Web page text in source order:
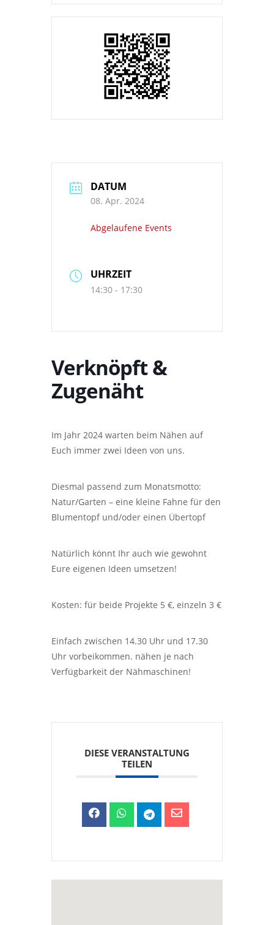
DATUM
08. Apr. 2024
Abgelaufene Events
UHRZEIT
14:30 - 17:30
Verknöpft &
Zugenäht
Im Jahr 2024 warten beim Nähen auf
Euch immer zwei Ideen von uns.
Diesmal passend zum Monatsmotto:
Natur/Garten – eine kleine Fahne für den
Blumentopf und/oder einen Übertopf
Natürlich könnt Ihr auch wie gewohnt
Eure eigenen Ideen umsetzen!
Kosten: für beide Projekte 5 €, einzeln 3 €
Einfach zwischen 14.30 Uhr und 17.30
Uhr vorbeikommen. nähen je nach
Verfügbarkeit der Nähmaschinen!
DIESE VERANSTALTUNG
TEILEN